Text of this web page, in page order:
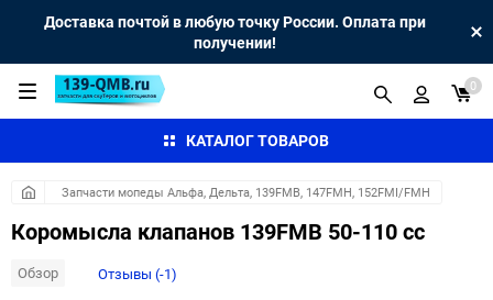
Доставка почтой в любую точку России. Оплата при
получении!
КАТАЛОГ ТОВАРОВ
0
Запчасти мопеды Альфа, Дельта, 139FMB, 147FMH, 152FMI/FMH
Коромысла клапанов 139FMB 50-110 сс
Обзор Отзывы (-1)